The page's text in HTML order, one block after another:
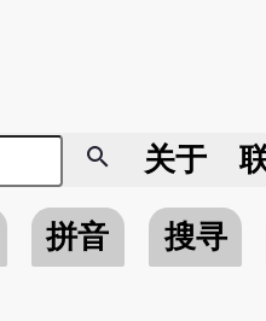
search 关于
拼音 搜寻